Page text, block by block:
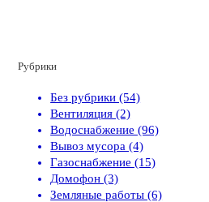
Рубрики
Без рубрики (54)
Вентиляция (2)
Водоснабжение (96)
Вывоз мусора (4)
Газоснабжение (15)
Домофон (3)
Земляные работы (6)